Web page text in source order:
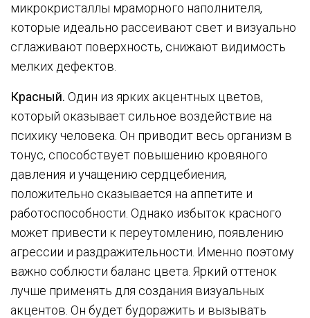
микрокристаллы мраморного наполнителя,
которые идеально рассеивают свет и визуально
сглаживают поверхность, снижают видимость
мелких дефектов.
Красный. Один из ярких акцентных цветов,
который оказывает сильное воздействие на
психику человека. Он приводит весь организм в
тонус, способствует повышению кровяного
давления и учащению сердцебиения,
положительно сказывается на аппетите и
работоспособности. Однако избыток красного
может привести к переутомлению, появлению
агрессии и раздражительности. Именно поэтому
важно соблюсти баланс цвета. Яркий оттенок
лучше применять для создания визуальных
акцентов. Он будет будоражить и вызывать